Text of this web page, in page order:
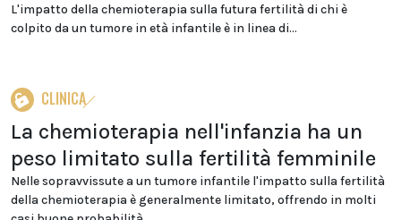
L'impatto della chemioterapia sulla futura fertilità di chi è
colpito da un tumore in età infantile è in linea di...
CLINICA
La chemioterapia nell'infanzia ha un
peso limitato sulla fertilità femminile
Nelle sopravvissute a un tumore infantile l'impatto sulla fertilità
della chemioterapia è generalmente limitato, offrendo in molti